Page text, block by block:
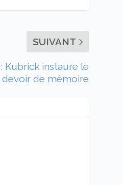
SUIVANT
Kubrick instaure le
devoir de mémoire